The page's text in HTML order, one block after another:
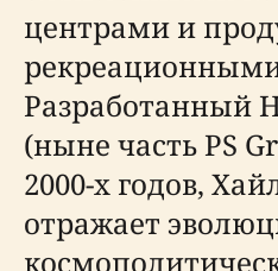
центрами и
Разработанный
(ныне часть PS
2000-х годов,
отражает